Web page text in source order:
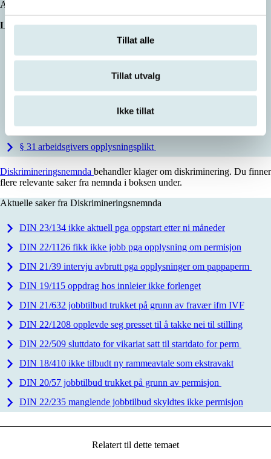
Tillat alle
Tillat utvalg
Ikke tillat
Aktuelt lovverk
Likestillings- og diskrimineringsloven
§ 30 spørreforbud
§ 31 arbeidsgivers opplysningsplikt
Diskrimineringsnemnda behandler klager om diskriminering. Du finner
flere relevante saker fra nemnda i boksen under.
Aktuelle saker fra Diskrimineringsnemnda
DIN 23/134 ikke aktuell pga oppstart etter ni måneder
DIN 22/1126 fikk ikke jobb pga opplysning om permisjon
DIN 21/39 intervju avbrutt pga opplysninger om pappaperm
DIN 19/115 oppdrag hos innleier ikke forlenget
DIN 21/632 jobbtilbud trukket på grunn av fravær ifm IVF
DIN 22/1208 opplevde seg presset til å takke nei til stilling
DIN 22/509 sluttdato for vikariat satt til startdato for perm
DIN 18/410 ikke tilbudt ny rammeavtale som ekstravakt
DIN 20/57 jobbtilbud trukket på grunn av permisjon
DIN 22/235 manglende jobbtilbud skyldtes ikke permisjon
Relatert til dette temaet